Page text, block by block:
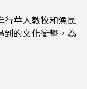
行華人教牧和漁民
到的文化衝擊，為